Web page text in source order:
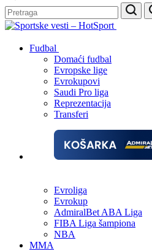
Fudbal
Domaći fudbal
Evropske lige
Evrokupovi
Saudi Pro liga
Reprezentacija
Transferi
Evroliga
Evrokup
AdmiralBet ABA Liga
FIBA Liga šampiona
NBA
MMA